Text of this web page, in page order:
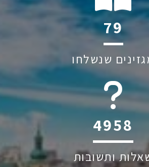
118
שנשלחו
6045
ותשובות